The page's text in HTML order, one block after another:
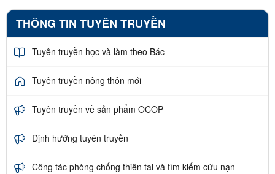
THÔNG TIN TUYÊN TRUYỀN
Tuyên truyền học và làm theo Bác
Tuyên truyền nông thôn mới
Tuyên truyền về sản phẩm OCOP
Định hướng tuyên truyền
Công tác phòng chống thiên tai và tìm kiếm cứu nạn